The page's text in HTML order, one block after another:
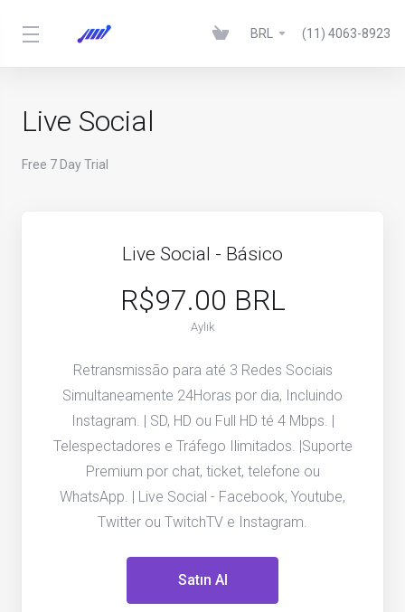
BRL (11) 4063-8923
Live Social
Free 7 Day Trial
Live Social - Básico
R$97.00 BRL
Aylık
Retransmissão para até 3 Redes Sociais
Simultaneamente 24Horas por dia, Incluindo
Instagram. | SD, HD ou Full HD té 4 Mbps. |
Telespectadores e Tráfego Ilimitados. |Suporte
Premium por chat, ticket, telefone ou
WhatsApp. | Live Social - Facebook, Youtube,
Twitter ou TwitchTV e Instagram.
Satın Al